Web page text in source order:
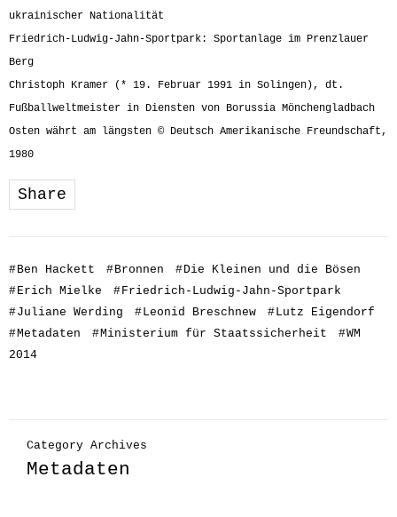
ukrainischer Nationalität
Friedrich-Ludwig-Jahn-Sportpark: Sportanlage im Prenzlauer
Berg
Christoph Kramer (* 19. Februar 1991 in Solingen), dt.
Fußballweltmeister in Diensten von Borussia Mönchengladbach
Osten währt am längsten © Deutsch Amerikanische Freundschaft,
1980
Share
#Ben Hackett #Bronnen #Die Kleinen und die Bösen
#Erich Mielke #Friedrich-Ludwig-Jahn-Sportpark
#Juliane Werding #Leonid Breschnew #Lutz Eigendorf
#Metadaten #Ministerium für Staatssicherheit #WM
2014
Category Archives
Metadaten